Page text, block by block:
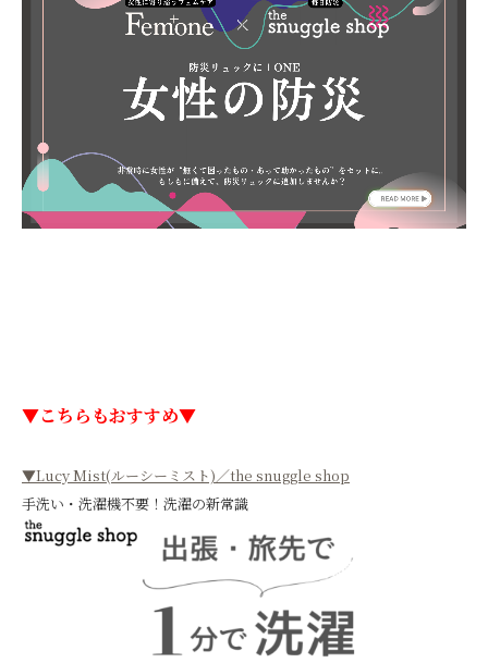
▼こちらもおすすめ▼
▼Lucy Mist(ルーシーミスト)／the snuggle shop
手洗い・洗濯機不要！洗濯の新常識